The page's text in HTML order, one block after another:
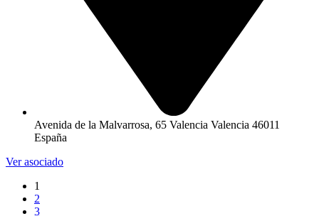
Avenida de la Malvarrosa, 65 Valencia Valencia 46011
España
Ver asociado
1
2
3